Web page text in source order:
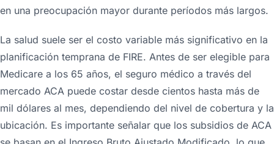
en una preocupación mayor durante períodos más largos.
La salud suele ser el costo variable más significativo en la
planificación temprana de FIRE. Antes de ser elegible para
Medicare a los 65 años, el seguro médico a través del
mercado ACA puede costar desde cientos hasta más de
mil dólares al mes, dependiendo del nivel de cobertura y la
ubicación. Es importante señalar que los subsidios de ACA